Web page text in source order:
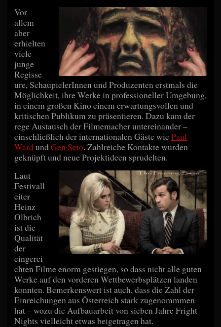
Vor
allem
aber
erhielten
viele
junge
Regisse
ure, SchaupielerInnen und Produzenten erstmals die
Möglichkeit, ihre Werke in professioneller Umgebung,
in einem großen Kino einem erwartungsvollen und
kritischen Publikum zu präsentieren. Dazu kam der
rege Austausch der Filmemacher untereinander –
einschließlich der internationalen Gäste wiePaul
WardundGen Seto. Zahlreiche Kontakte wurden
geknüpft und neue Projektideen sprudelten.
Laut
Festivall
eiter
Heinz
Olbrich
ist die
Qualität
der
eingerei
chten Filme enorm gestiegen, so dass nicht alle guten
Werke auf den vorderen Wettbewerbsplätzen landen
konnten. Bemerkenswert ist auch, dass die Zahl der
Einreichungen aus Österreich stark zugenommmen
hat – wozu die Aufbauarbeit von sieben Jahre Fright
Nights vielleicht etwas beigetragen hat.